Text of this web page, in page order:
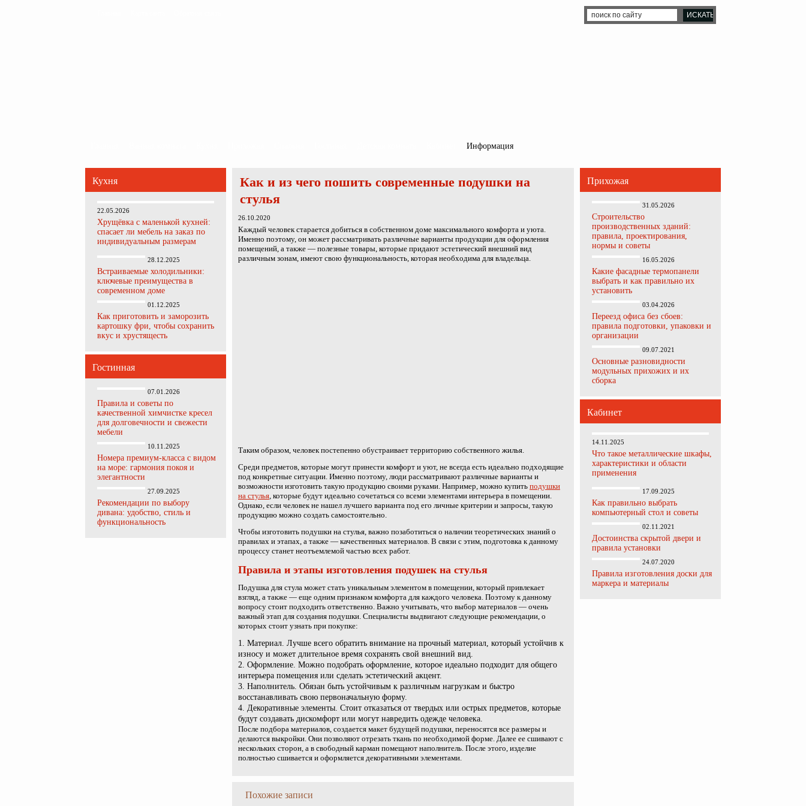
Информация
Кухня
22.05.2026
Хрущёвка с маленькой кухней:
спасает ли мебель на заказ по
индивидуальным размерам
28.12.2025
Встраиваемые холодильники:
ключевые преимущества в
современном доме
01.12.2025
Как приготовить и заморозить
картошку фри, чтобы сохранить
вкус и хрустящесть
Гостинная
07.01.2026
Правила и советы по
качественной химчистке кресел
для долговечности и свежести
мебели
10.11.2025
Номера премиум-класса с видом
на море: гармония покоя и
элегантности
27.09.2025
Рекомендации по выбору
дивана: удобство, стиль и
функциональность
Прихожая
31.05.2026
Строительство
производственных зданий:
правила, проектирования,
нормы и советы
16.05.2026
Какие фасадные термопанели
выбрать и как правильно их
установить
03.04.2026
Переезд офиса без сбоев:
правила подготовки, упаковки и
организации
09.07.2021
Основные разновидности
модульных прихожих и их
сборка
Кабинет
14.11.2025
Что такое металлические шкафы,
характеристики и области
применения
17.09.2025
Как правильно выбрать
компьютерный стол и советы
02.11.2021
Достоинства скрытой двери и
правила установки
24.07.2020
Правила изготовления доски для
маркера и материалы
Как и из чего пошить современные подушки на
стулья
26.10.2020
Каждый человек старается добиться в собственном доме максимального комфорта и уюта.
Именно поэтому, он может рассматривать различные варианты продукции для оформления
помещений, а также — полезные товары, которые придают эстетический внешний вид
различным зонам, имеют свою функциональность, которая необходима для владельца.
Таким образом, человек постепенно обустраивает территорию собственного жилья.
Среди предметов, которые могут принести комфорт и уют, не всегда есть идеально подходящие
под конкретные ситуации. Именно поэтому, люди рассматривают различные варианты и
возможности изготовить такую продукцию своими руками. Например, можно купить подушки
на стулья, которые будут идеально сочетаться со всеми элементами интерьера в помещении.
Однако, если человек не нашел лучшего варианта под его личные критерии и запросы, такую
продукцию можно создать самостоятельно.
Чтобы изготовить подушки на стулья, важно позаботиться о наличии теоретических знаний о
правилах и этапах, а также — качественных материалов. В связи с этим, подготовка к данному
процессу станет неотъемлемой частью всех работ.
Правила и этапы изготовления подушек на стулья
Подушка для стула может стать уникальным элементом в помещении, который привлекает
взгляд, а также — еще одним признаком комфорта для каждого человека. Поэтому к данному
вопросу стоит подходить ответственно. Важно учитывать, что выбор материалов — очень
важный этап для создания подушки. Специалисты выдвигают следующие рекомендации, о
которых стоит узнать при покупке:
Материал. Лучше всего обратить внимание на прочный материал, который устойчив к
износу и может длительное время сохранять свой внешний вид.
Оформление. Можно подобрать оформление, которое идеально подходит для общего
интерьера помещения или сделать эстетический акцент.
Наполнитель. Обязан быть устойчивым к различным нагрузкам и быстро
восстанавливать свою первоначальную форму.
Декоративные элементы. Стоит отказаться от твердых или острых предметов, которые
будут создавать дискомфорт или могут навредить одежде человека.
После подбора материалов, создается макет будущей подушки, переносятся все размеры и
делаются выкройки. Они позволяют отрезать ткань по необходимой форме. Далее ее сшивают с
нескольких сторон, а в свободный карман помещают наполнитель. После этого, изделие
полностью сшивается и оформляется декоративными элементами.
Похожие записи